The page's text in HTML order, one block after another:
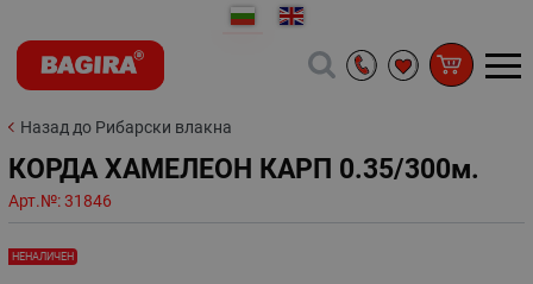
Назад до Рибарски влакна
КОРДА ХАМЕЛЕОН КАРП 0.35/300м.
Арт.№:31846
НЕНАЛИЧЕН